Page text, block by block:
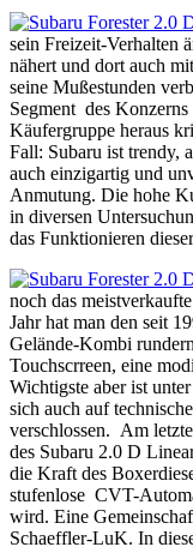
sein Freizeit-Verhalten
nähert und dort auch
seine Mußestunden
Segment des
Käufergruppe heraus
Fall: Subaru ist trendy,
auch einzigartig und
Anmutung. Die hohe
in diversen
das Funktionieren
noch das
Jahr hat man den seit
Gelände-Kombi
Touchscrreen, eine
Wichtigste aber ist
sich auch auf
verschlossen. Am
des Subaru 2.0 D
die Kraft des
stufenlose CVT-
wird. Eine
Schaeffler-LuK. In